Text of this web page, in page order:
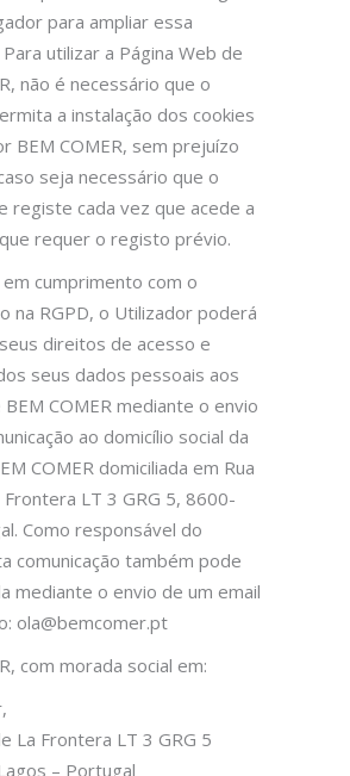
para ampliar essa
utilizar a Página Web de
não é necessário que o
a instalação dos cookies
BEM COMER, sem prejuízo
seja necessário que o
registe cada vez que acede a
requer o registo prévio.
em cumprimento com o
na RGPD, o Utilizador poderá
direitos de acesso e
seus dados pessoais aos
COMER mediante o envio
ao domicílio social da
COMER domiciliada em Rua
Frontera LT 3 GRG 5, 8600-
Como responsável do
comunicação também pode
mediante o envio de um email
ola@bemcomer.pt
com morada social em:
La Frontera LT 3 GRG 5
– Portugal